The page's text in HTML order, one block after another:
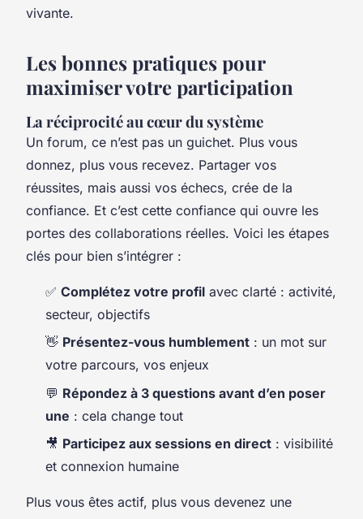
vivante.
Les bonnes pratiques pour
maximiser votre participation
La réciprocité au cœur du système
Un forum, ce n’est pas un guichet. Plus vous
donnez, plus vous recevez. Partager vos
réussites, mais aussi vos échecs, crée de la
confiance. Et c’est cette confiance qui ouvre les
portes des collaborations réelles. Voici les étapes
clés pour bien s’intégrer :
✅ Complétez votre profil avec clarté : activité,
secteur, objectifs
👋 Présentez-vous humblement : un mot sur
votre parcours, vos enjeux
💬 Répondez à 3 questions avant d’en poser
une : cela change tout
🎥 Participez aux sessions en direct : visibilité
et connexion humaine
Plus vous êtes actif, plus vous devenez une